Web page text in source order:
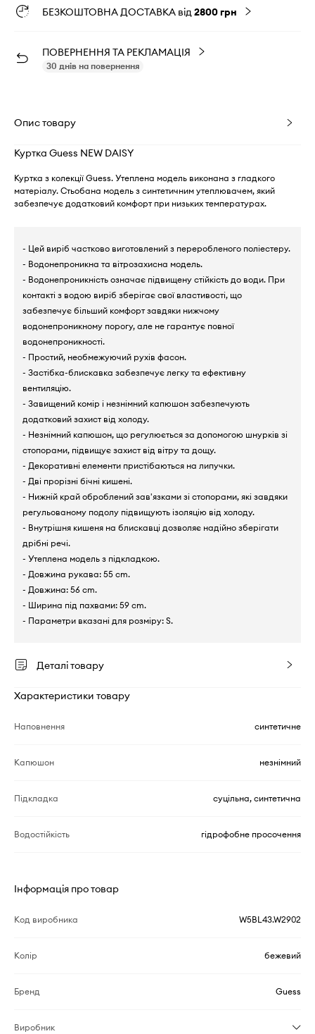
БЕЗКОШТОВНА ДОСТАВКА від2800 грн
ПОВЕРНЕННЯ ТА РЕКЛАМАЦІЯ
30 днів на повернення
Опис товару
Куртка Guess NEW DAISY
Куртка з колекції Guess. Утеплена модель виконана з гладкого
матеріалу. Стьобана модель з синтетичним утеплювачем, який
забезпечує додатковий комфорт при низьких температурах.
- Цей виріб частково виготовлений з переробленого поліестеру.
- Водонепроникна та вітрозахисна модель.
- Водонепроникність означає підвищену стійкість до води. При
контакті з водою виріб зберігає свої властивості, що
забезпечує більший комфорт завдяки нижчому
водонепроникному порогу, але не гарантує повної
водонепроникності.
- Простий, необмежуючий рухів фасон.
- Застібка-блискавка забезпечує легку та ефективну
вентиляцію.
- Завищений комір і незнімний капюшон забезпечують
додатковий захист від холоду.
- Незнімний капюшон, що регулюється за допомогою шнурків зі
стопорами, підвищує захист від вітру та дощу.
- Декоративні елементи пристібаються на липучки.
- Дві прорізні бічні кишені.
- Нижній край оброблений зав'язками зі стопорами, які завдяки
регульованому подолу підвищують ізоляцію від холоду.
- Внутрішня кишеня на блискавці дозволяє надійно зберігати
дрібні речі.
- Утеплена модель з підкладкою.
- Довжина рукава: 55 cm.
- Довжина: 56 cm.
- Ширина під пахвами: 59 cm.
- Параметри вказані для розміру: S.
Деталі товару
Характеристики товару
Наповнення синтетичне
Капюшон незнімний
Підкладка суцільна, синтетична
Водостійкість гідрофобне просочення
Інформація про товар
Код виробника W5BL43.W2902
Колір бежевий
Бренд Guess
Виробник